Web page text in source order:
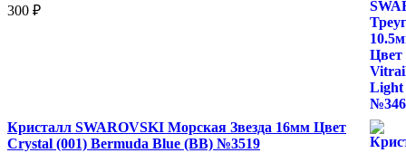
300 ₽
Кристалл SWAROVSKI Морская Звезда 16мм Цвет
Crystal (001) Bermuda Blue (BB) №3519